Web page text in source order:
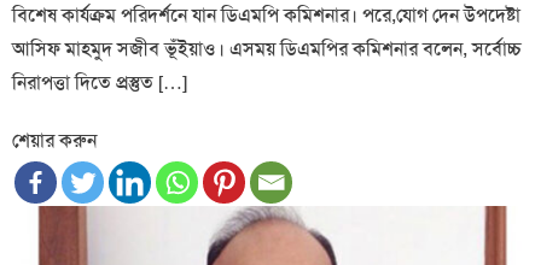
বিশেষ কার্যক্রম পরিদর্শনে যান ডিএমপি কমিশনার। পরে,যোগ দেন উপদেষ্টা
আসিফ মাহমুদ সজীব ভূঁইয়াও। এসময় ডিএমপির কমিশনার বলেন, সর্বোচ্চ
নিরাপত্তা দিতে প্রস্তুত […]
শেয়ার করুন